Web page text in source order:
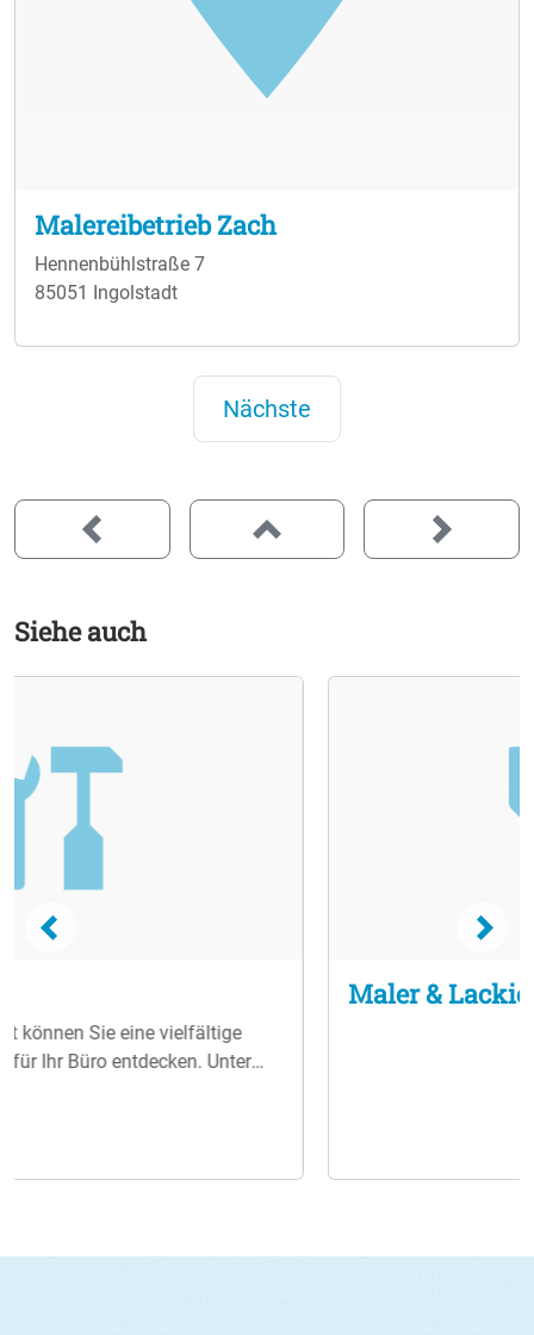
Malereibetrieb Zach
Hennenbühlstraße 7
85051 Ingolstadt
Nächste
Siehe auch